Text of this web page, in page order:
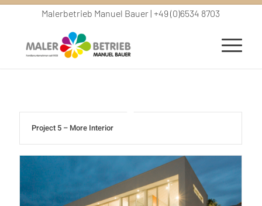
Malerbetrieb Manuel Bauer | +49 (0)6534 8703
Project 5 – More Interior